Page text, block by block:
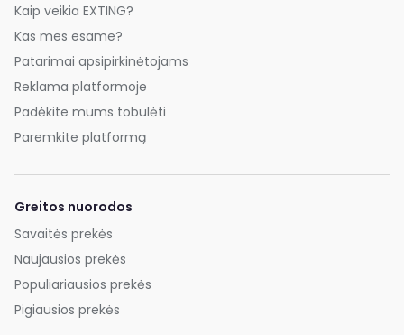
Kaip veikia EXTING?
Kas mes esame?
Patarimai apsipirkinėtojams
Reklama platformoje
Padėkite mums tobulėti
Paremkite platformą
Greitos nuorodos
Savaitės prekės
Naujausios prekės
Populiariausios prekės
Pigiausios prekės